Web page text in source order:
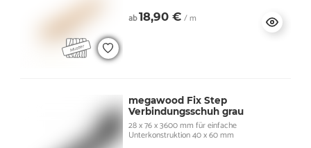
ab18,90 € / m
megawood Fix Step
Verbindungsschuh grau
28 x 76 x 3600 mm für einfache
Unterkonstruktion 40 x 60 mm